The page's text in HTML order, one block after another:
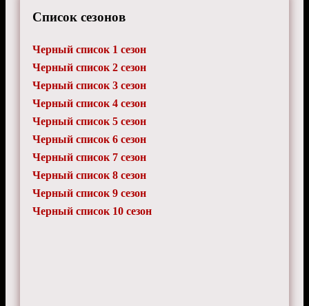
Список сезонов
Черный список 1 сезон
Черный список 2 сезон
Черный список 3 сезон
Черный список 4 сезон
Черный список 5 сезон
Черный список 6 сезон
Черный список 7 сезон
Черный список 8 сезон
Черный список 9 сезон
Черный список 10 сезон